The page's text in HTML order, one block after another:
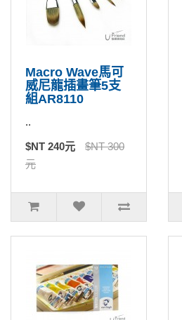
Macro Wave馬可
威尼龍插畫筆5支
組AR8110
..
$NT 240元
$NT 300
元